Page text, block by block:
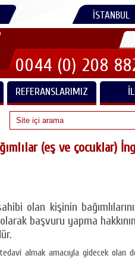
İSTANBUL
0044 (0) 208
REFERANSLARIMIZ
(eş ve çocuklar)
olan kişinin
başvuru yapma
almak amacıyla gidecek olan